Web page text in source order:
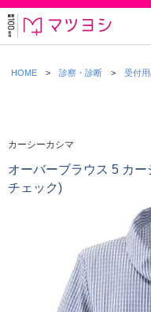
HOME 診察・診断 受付
カーシーカシマ
オーバーブラウス 5 カ
チェック)